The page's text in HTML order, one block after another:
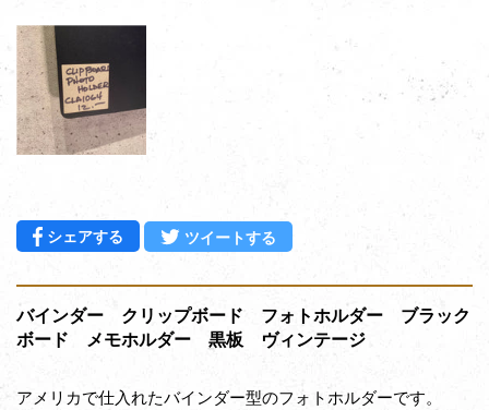
シェアする Facebookでシェアする
ツイートする
バインダー クリップボード フォトホルダー ブラック
ボード メモホルダー 黒板 ヴィンテージ
アメリカで仕入れたバインダー型のフォトホルダーです。